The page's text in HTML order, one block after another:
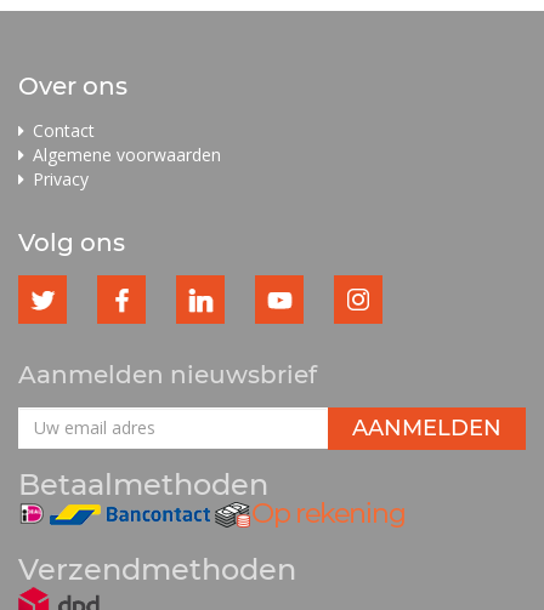
Over ons
Contact
Algemene voorwaarden
Privacy
Volg ons
Aanmelden nieuwsbrief
Betaalmethoden
Verzendmethoden